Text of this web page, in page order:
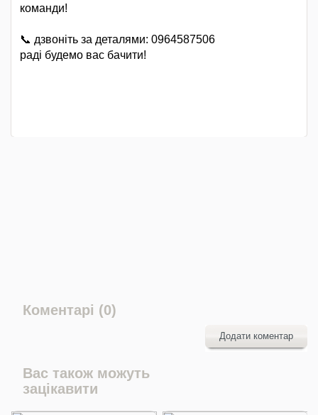
команди!
📞 дзвоніть за деталями: 0964587506
раді будемо вас бачити!
Коментарі (0)
Додати коментар
Вас також можуть
зацікавити